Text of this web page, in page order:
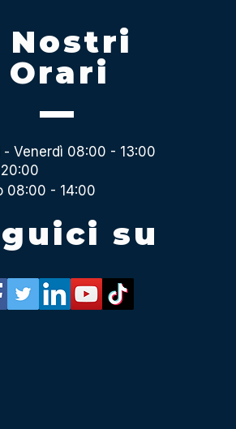
Nostri
Orari
- Venerdì 08:00 - 13:00
08:00 - 14:00
su